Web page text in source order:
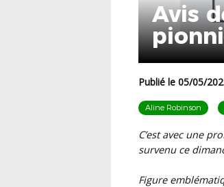
Avis
Publié le 05/05/
Aline Robinson
C’est avec une
survenu ce
Figure